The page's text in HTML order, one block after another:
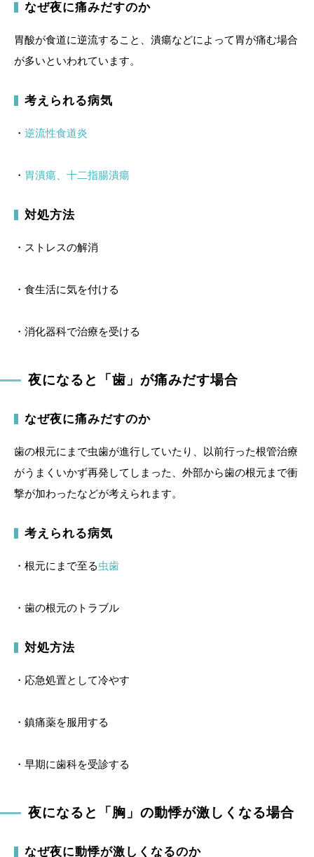
なぜ夜に痛みだすのか
胃酸が食道に逆流すること、潰瘍などによって胃が痛む場合
が多いといわれています。
考えられる病気
・ 逆流性食道炎
・ 胃潰瘍、十二指腸潰瘍
対処方法
・ストレスの解消
・食生活に気を付ける
・消化器科で治療を受ける
夜になると「歯」が痛みだす場合
なぜ夜に痛みだすのか
歯の根元にまで虫歯が進行していたり、以前行った根管治療
がうまくいかず再発してしまった、外部から歯の根元まで衝
撃が加わったなどが考えられます。
考えられる病気
・根元にまで至る虫歯
・歯の根元のトラブル
対処方法
・応急処置として冷やす
・鎮痛薬を服用する
・早期に歯科を受診する
夜になると「胸」の動悸が激しくなる場合
なぜ夜に動悸が激しくなるのか